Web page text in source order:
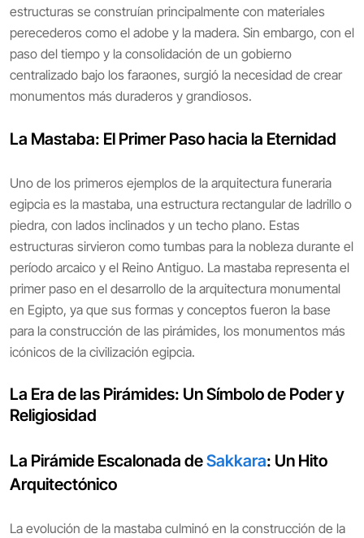
estructuras se construían principalmente con materiales
perecederos como el adobe y la madera. Sin embargo, con el
paso del tiempo y la consolidación de un gobierno
centralizado bajo los faraones, surgió la necesidad de crear
monumentos más duraderos y grandiosos.
La Mastaba: El Primer Paso hacia la Eternidad
Uno de los primeros ejemplos de la arquitectura funeraria
egipcia es la mastaba, una estructura rectangular de ladrillo o
piedra, con lados inclinados y un techo plano. Estas
estructuras sirvieron como tumbas para la nobleza durante el
período arcaico y el Reino Antiguo. La mastaba representa el
primer paso en el desarrollo de la arquitectura monumental
en Egipto, ya que sus formas y conceptos fueron la base
para la construcción de las pirámides, los monumentos más
icónicos de la civilización egipcia.
La Era de las Pirámides: Un Símbolo de Poder y
Religiosidad
La Pirámide Escalonada deSakkara: Un Hito
Arquitectónico
La evolución de la mastaba culminó en la construcción de la